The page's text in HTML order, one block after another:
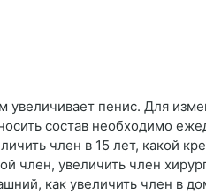
увеличивает пенис. Для
состав необходимо
член в 15 лет, какой
член, увеличить член
как увеличить член в